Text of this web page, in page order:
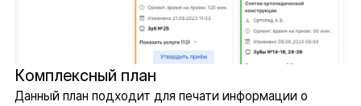
Комплексный план
Данный план подходит для печати информации о